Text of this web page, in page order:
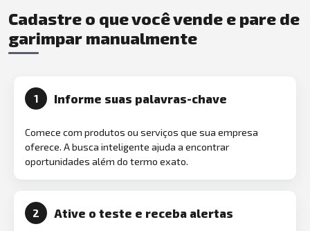
Cadastre o que você vende e pare de
garimpar manualmente
1 Informe suas palavras-chave
Comece com produtos ou serviços que sua empresa
oferece. A busca inteligente ajuda a encontrar
oportunidades além do termo exato.
2 Ative o teste e receba alertas